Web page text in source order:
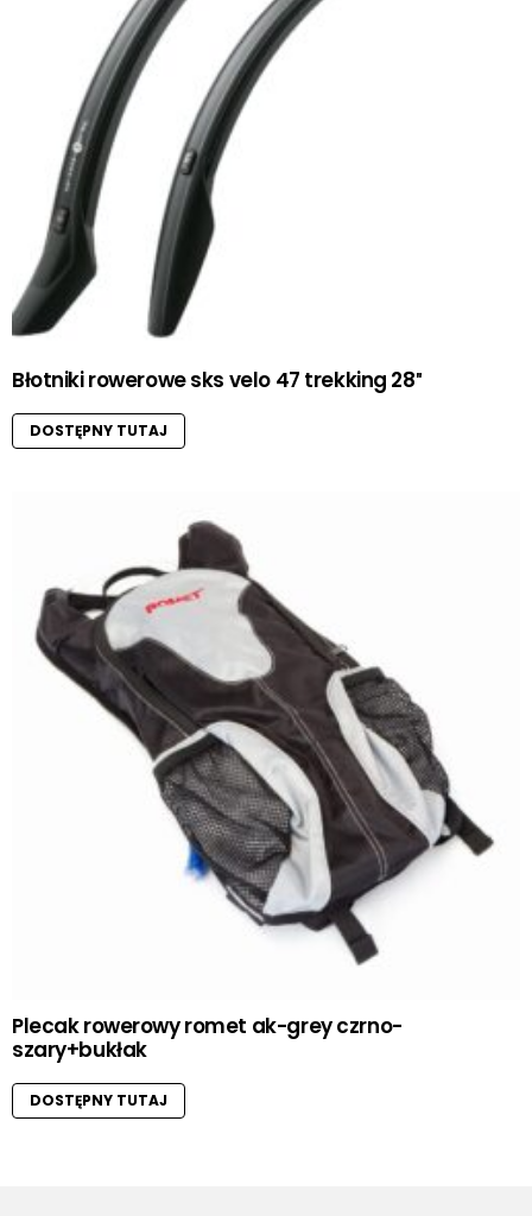
Błotniki rowerowe sks velo 47 trekking 28″
DOSTĘPNY TUTAJ
Plecak rowerowy romet ak-grey czrno-
szary+bukłak
DOSTĘPNY TUTAJ